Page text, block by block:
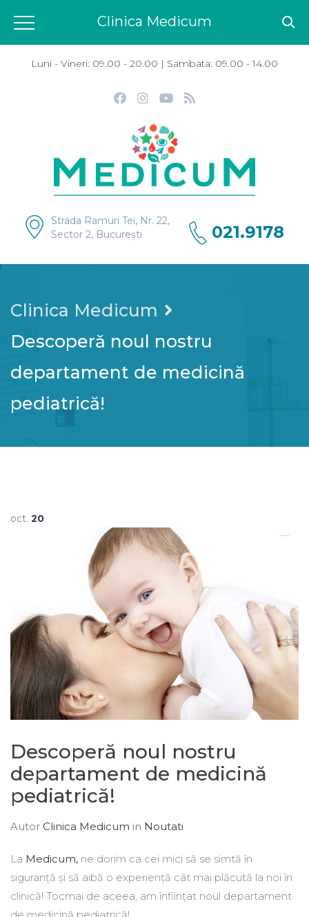
Luni - Vineri: 09.00 - 20.00 | Sambata: 09.00 - 14.00
Strada Ramuri Tei, Nr. 22,
Sector 2, București
021.9178
Clinica Medicum
Descoperă noul nostru
departament de medicină
pediatrică!
oct. 20
Descoperă noul nostru
departament de medicină
pediatrică!
Autor Clinica Medicum in Noutati
La Medicum, ne dorim ca cei mici să se simtă în
siguranță și să aibă o experiență cât mai plăcută la noi în
clinică! Tocmai de aceea, am înființat noul departament
de medicină pediatrică!
Clinica Medicum